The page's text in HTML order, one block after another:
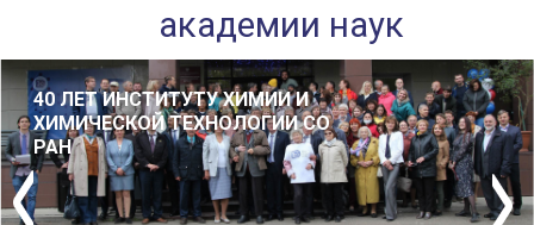
академии наук
40 ЛЕТ ИНСТИТУТУ ХИМИИ И
ХИМИЧЕСКОЙ ТЕХНОЛОГИИ СО
РАН